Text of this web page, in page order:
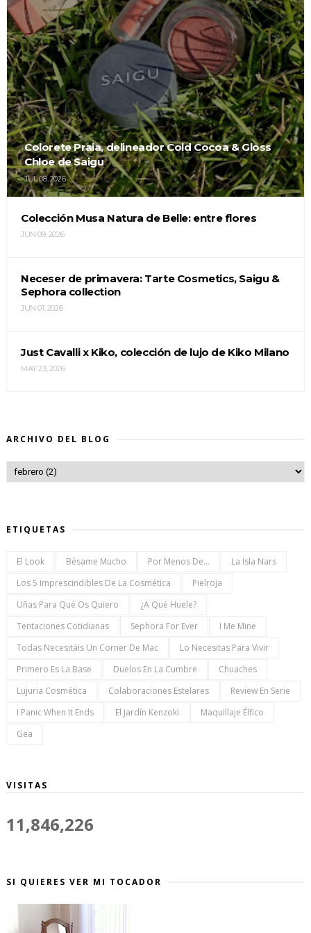
Colorete Praia, delineador Cold Cocoa & Gloss
Chloe de Saigu
JUL 08, 2026
Colección Musa Natura de Belle: entre flores
JUN 09, 2026
Neceser de primavera: Tarte Cosmetics, Saigu &
Sephora collection
JUN 01, 2026
Just Cavalli x Kiko, colección de lujo de Kiko Milano
MAY 23, 2026
ARCHIVO DEL BLOG
ETIQUETAS
El Look Bésame Mucho Por Menos De...
La Isla Nars
Los 5 Imprescindibles De La Cosmética
Pielroja
Uñas Para Qué Os Quiero
¿a Qué Huele?
Tentaciones Cotidianas
Sephora For Ever
I Me Mine
Todas Necesitáis Un Corner De Mac
Lo Necesitas Para Vivir
Primero Es La Base
Duelos En La Cumbre
Chuaches
Lujuria Cosmética
Colaboraciones Estelares
Review En Serie
I Panic When It Ends
El Jardín Kenzoki
Maquillaje Élfico
Gea
VISITAS
11,846,226
SI QUIERES VER MI TOCADOR